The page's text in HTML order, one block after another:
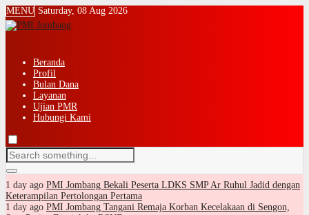
MENU Saturday, 08 Aug 2026
Beranda
Profil
Bulan Dana
Layanan
Ujian PMR
Hubungi Kami
1 day ago PMI Jombang Bekali Peserta LDKS SMP Ar Ruhul Jadid dengan
Keterampilan Pertolongan Pertama
1 day ago PMI Jombang Tangani Remaja Korban Kecelakaan di Sengon,